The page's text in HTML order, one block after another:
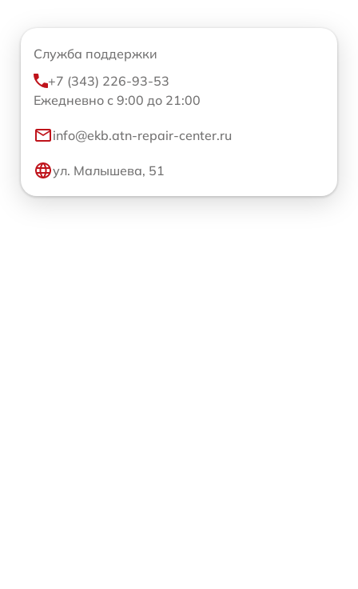
Служба поддержки
+7 (343) 226-93-53
Ежедневно с 9:00 до 21:00
info@ekb.atn-repair-center.ru
ул. Малышева, 51